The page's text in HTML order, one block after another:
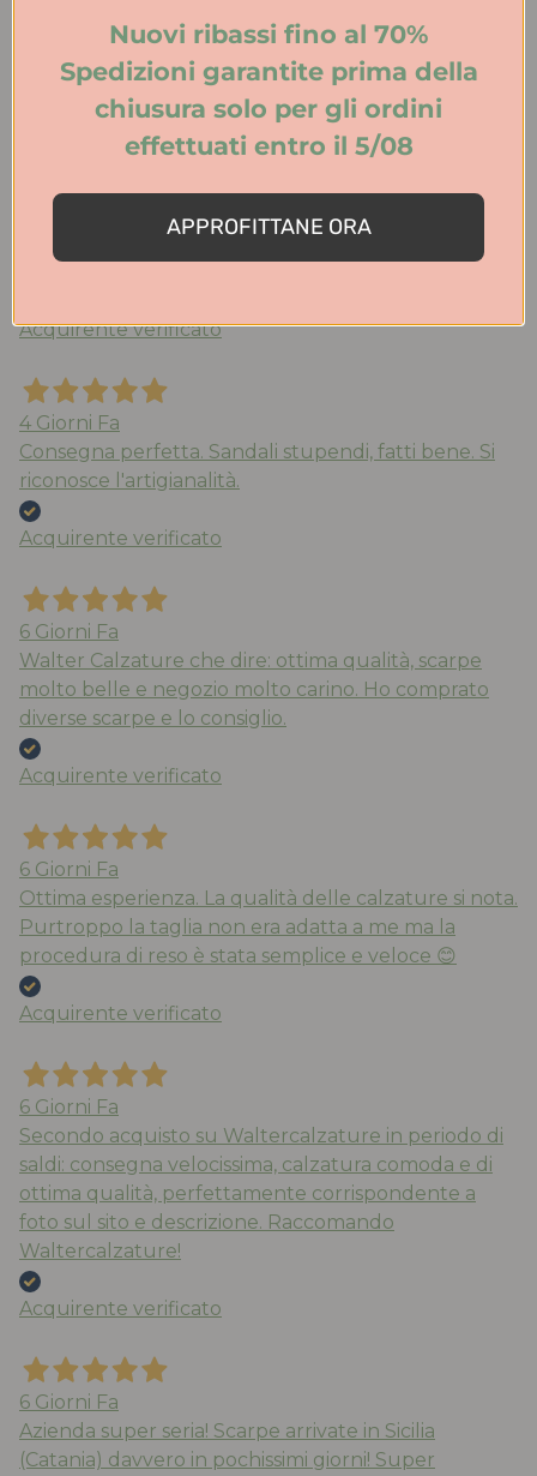
Acquirente verificato
Ho acquistato per la prima volta su questo sito e
consegnate nei tempi previsti, prodotti
Acquirente verificato
4 Giorni Fa
Consegna perfetta. Sandali stupendi, fatti bene. Si
riconosce l'artigianalità.
Acquirente verificato
6 Giorni Fa
Walter Calzature che dire: ottima qualità, scarpe
molto belle e negozio molto carino. Ho comprato
diverse scarpe e lo consiglio.
Acquirente verificato
6 Giorni Fa
Ottima esperienza. La qualità delle calzature si nota.
Purtroppo la taglia non era adatta a me ma la
procedura di reso è stata semplice e veloce 😊
Acquirente verificato
6 Giorni Fa
Secondo acquisto su Waltercalzature in periodo di
saldi: consegna velocissima, calzatura comoda e di
ottima qualità, perfettamente corrispondente a
foto sul sito e descrizione. Raccomando
Waltercalzature!
Acquirente verificato
6 Giorni Fa
Azienda super seria! Scarpe arrivate in Sicilia
(Catania) davvero in pochissimi giorni! Super
Nuovi ribassi fino al 70%
Spedizioni garantite prima della
chiusura solo per gli ordini
effettuati entro il 5/08
APPROFITTANE ORA